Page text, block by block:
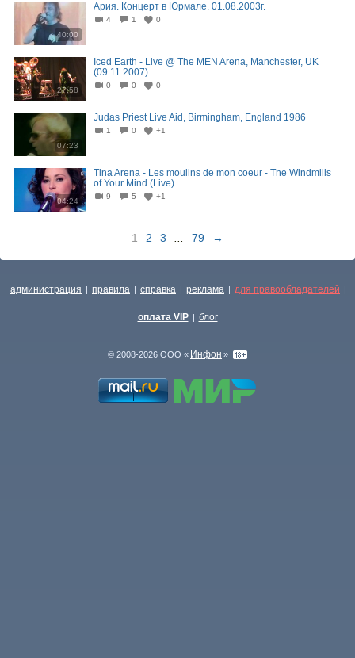
40:00
Ария. Концерт в Юрмале. 01.08.2003г.
4 1 0
27:58
Iced Earth - Live @ The MEN Arena, Manchester, UK
(09.11.2007)
0 0 0
07:23
Judas Priest Live Aid, Birmingham, England 1986
1 0 +1
04:24
Tina Arena - Les moulins de mon coeur - The Windmills
of Your Mind (Live)
9 5 +1
1 2 3 79 →
администрация | правила | справка | реклама | для правообладателей |
оплата VIP | блог
© 2008-2026 ООО « Инфон »